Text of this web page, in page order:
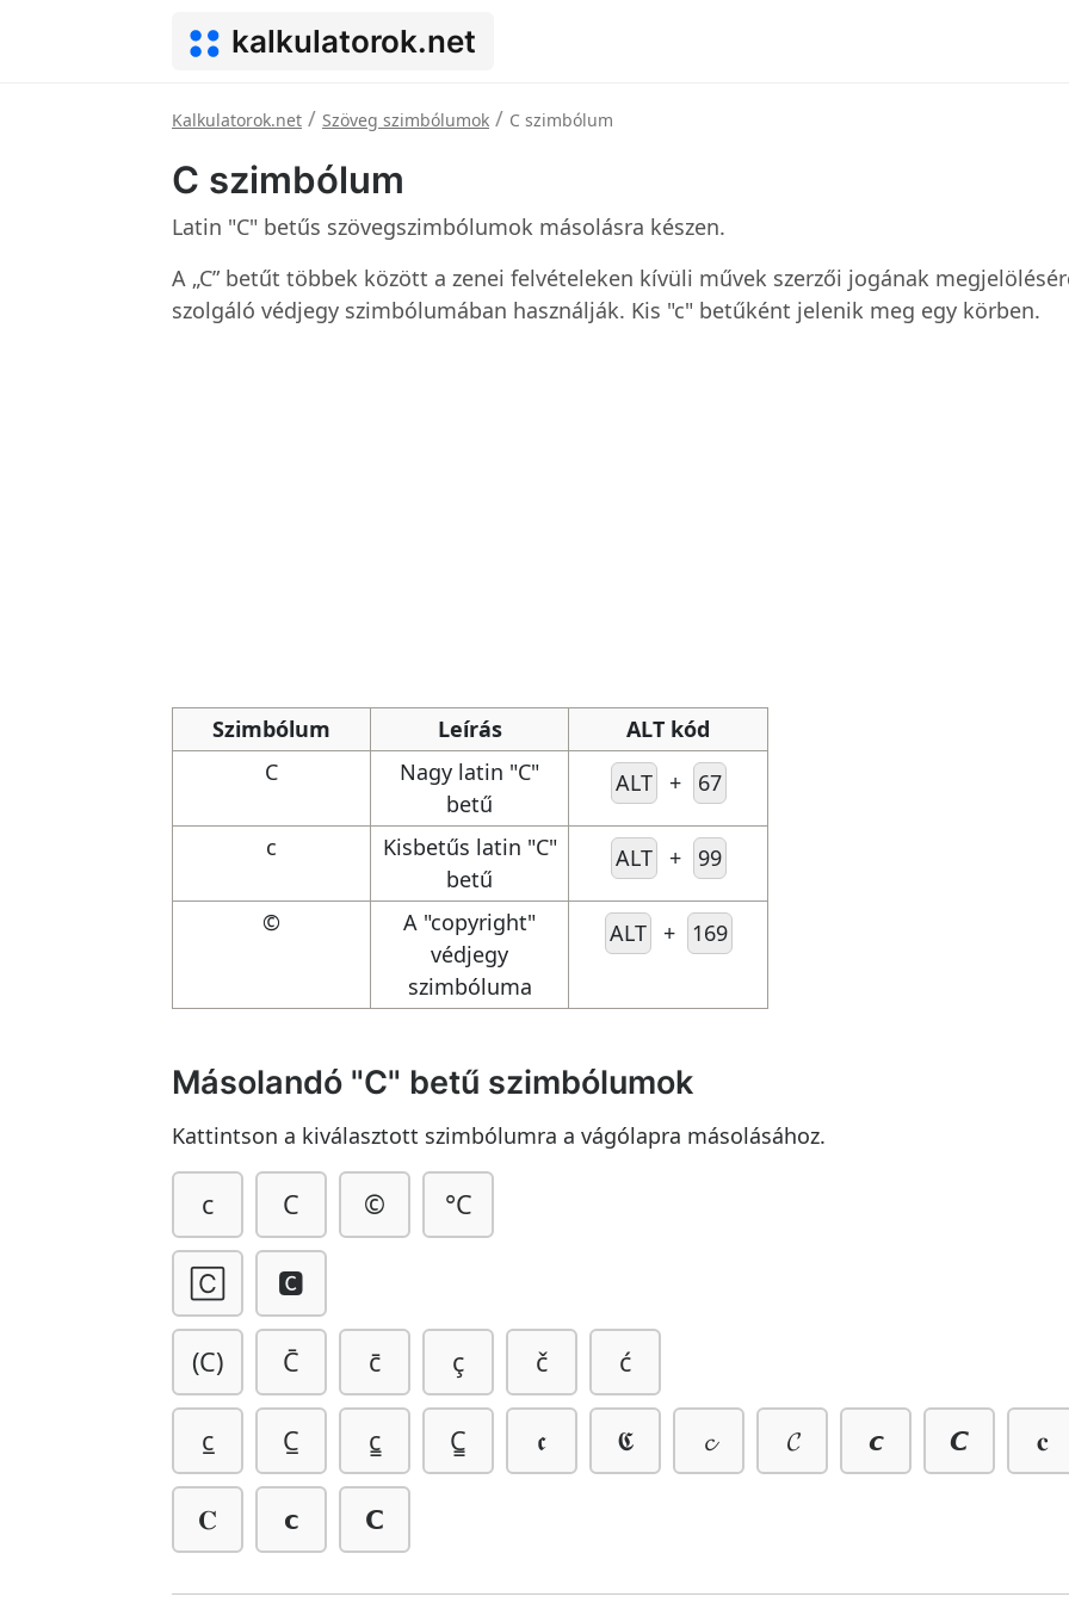
kalkulatorok.net
Kalkulatorok.net / Szöveg szimbólumok / C szimbólum
C szimbólum
Latin "C" betűs szövegszimbólumok másolásra készen.
A „C” betűt többek között a zenei felvételeken kívüli művek szerzői jogának
szolgáló védjegy szimbólumában használják. Kis "c" betűként jelenik meg egy körben.
Szimbólum Leírás
ALT kód
C
Nagy latin "C"
betű
ALT + 67
c
Kisbetűs latin "C"
betű
ALT + 99
©
A "copyright"
védjegy
szimbóluma
ALT + 169
Másolandó "C" betű szimbólumok
Kattintson a kiválasztott szimbólumra a vágólapra másolásához.
c C © °C
🄲 🅲
(C) C̄ c̄ ç č ć
c̲ C̲ c̳ C̳ 𝖈 𝕮 𝓬 𝓒 𝙘 𝘾 𝐜
𝐂 𝗰 𝗖